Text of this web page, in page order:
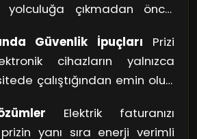
yolculuğa çıkmadan önce,
bir kontrol yapmanızda
işe yarayabilir,
zaman öncelikli olmalı.
Güvenlik İpuçları Prizi
cihazların yalnızca
çalıştığından emin olun.
ve yangın tehlikesine yol
Elektrik faturanızı
yanı sıra enerji verimli